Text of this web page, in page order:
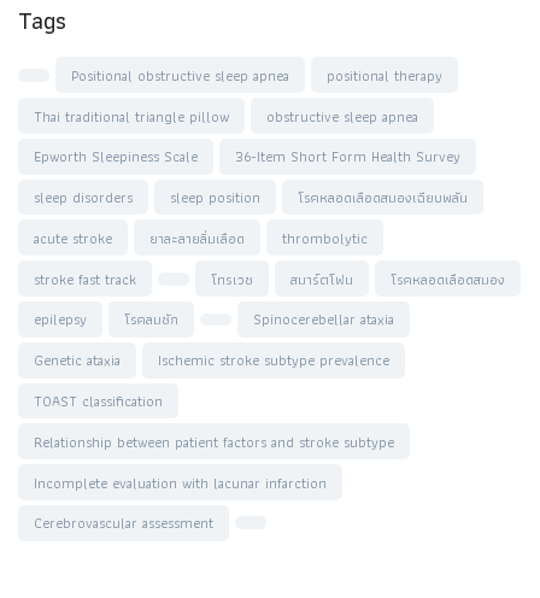
Tags
Positional obstructive sleep apnea
positional therapy
Thai traditional triangle pillow
obstructive sleep apnea
Epworth Sleepiness Scale
36-Item Short Form Health Survey
sleep disorders
sleep position
โรคหลอดเลือดสมองเฉียบพลัน
acute stroke
ยาละลายลิ่มเลือด
thrombolytic
stroke fast track
โทรเวช สมาร์ตโฟน
โรคหลอดเลือดสมอง
epilepsy
โรคลมชัก
Spinocerebellar ataxia
Genetic ataxia
Ischemic stroke subtype prevalence
TOAST classification
Relationship between patient factors and stroke subtype
Incomplete evaluation with lacunar infarction
Cerebrovascular assessment